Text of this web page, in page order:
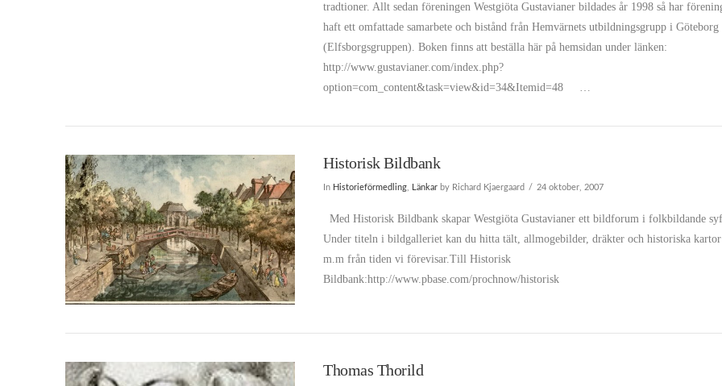
tradtioner. Allt sedan föreningen Westgiöta Gustavianer bildades år 1998 så har
haft ett omfattade samarbete och bistånd från Hemvärnets utbildningsgrupp i Göteborg
(Elfsborgsgruppen). Boken finns att beställa här på hemsidan under länken:
http://www.gustavianer.com/index.php?
option=com_content&task=view&id=34&Itemid=48 …
Historisk Bildbank
In Historieförmedling Länkar by Richard Kjaergaard 24 oktober, 2007
Med Historisk Bildbank skapar Westgiöta Gustavianer ett bildforum i folkbildande
Under titeln i bildgalleriet kan du hitta tält, allmogebilder, dräkter och historiska kartor
m.m från tiden vi förevisar.Till Historisk
Bildbank:http://www.pbase.com/prochnow/historisk
Thomas Thorild